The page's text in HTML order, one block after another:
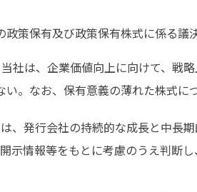
政策保有及び政策保有株式に係る議
社は、企業価値向上に向けて、戦
い。なお、保有意義の薄れた株式に
、発行会社の持続的な成長と中長
示情報等をもとに考慮のうえ判断